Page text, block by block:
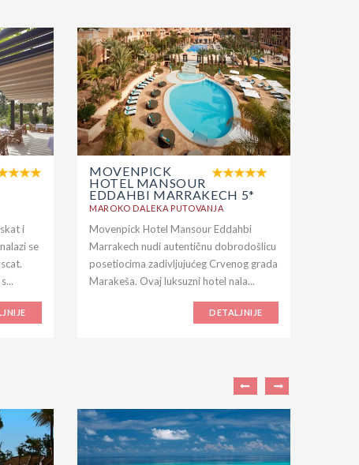
i
se
MOVENPICK
HOTEL MANSOUR
EDDAHBI MARRAKECH 5*
MAROKO DALEKA PUTOVANJA
Movenpick Hotel Mansour Eddahbi
Marrakech nudi autentičnu dobrodošlicu
posetiocima zadivljujućeg Crvenog grada
Marakeša. Ovaj luksuzni hotel nala...
DETALJNIJE